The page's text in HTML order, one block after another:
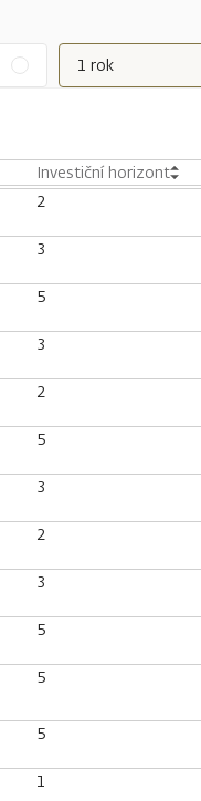
1 rok
Investiční horizont
2
3
5
3
2
5
3
2
3
5
5
5
1